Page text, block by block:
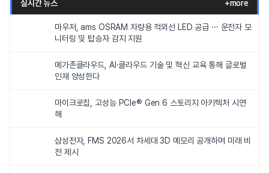
실시간 뉴스 +more
마우저, ams OSRAM 차량용 적외선 LED 공급 ··· 운전자 모
니터링 및 탑승자 감지 지원
메가존클라우드, AI·클라우드 기술 및 혁신 교육 통해 글로벌
인재 양성한다
마이크로칩, 고성능 PCIe® Gen 6 스토리지 아키텍처 시연
해
삼성전자, FMS 2026서 차세대 3D 메모리 공개하며 미래 비
전 제시